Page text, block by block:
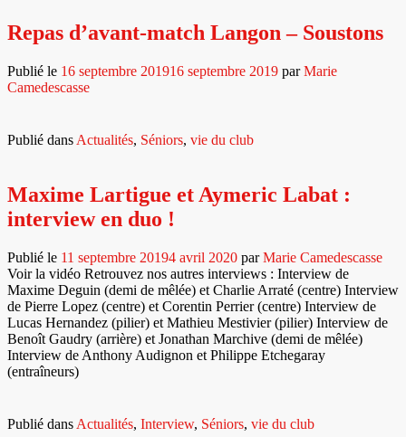
Corentin
Perrier
l’interview
Repas d’avant-match Langon – Soustons
Publié le 16 septembre 201916 septembre 2019 parMarie
Camedescasse
Publié dans Actualités, Séniors, vie du club
Maxime Lartigue et Aymeric Labat :
interview en duo !
Publié le 11 septembre 20194 avril 2020 parMarie Camedescasse
Voir la vidéo Retrouvez nos autres interviews : Interview de
Maxime Deguin (demi de mêlée) et Charlie Arraté (centre) Interview
de Pierre Lopez (centre) et Corentin Perrier (centre) Interview de
Lucas Hernandez (pilier) et Mathieu Mestivier (pilier) Interview de
Benoît Gaudry (arrière) et Jonathan Marchive (demi de mêlée)
Interview de Anthony Audignon et Philippe Etchegaray
(entraîneurs)
Publié dans Actualités, Interview, Séniors, vie du club